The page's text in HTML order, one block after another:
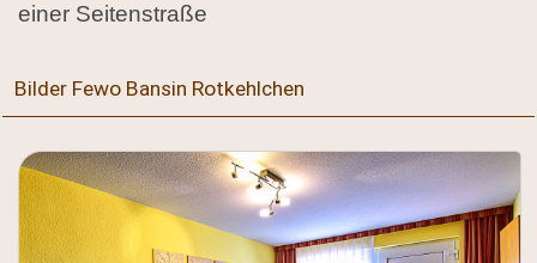
einer Seitenstraße
Bilder Fewo Bansin Rotkehlchen